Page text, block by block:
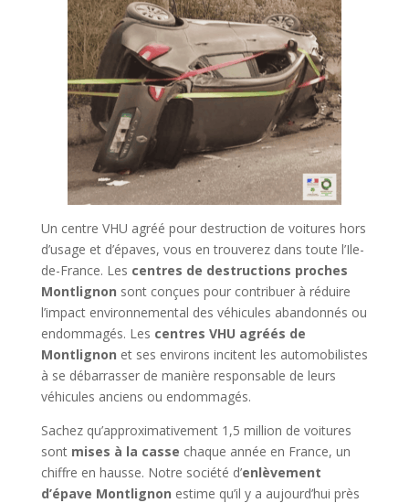
Un centre VHU agréé pour destruction de voitures hors
d’usage et d’épaves, vous en trouverez dans toute l’Ile-
de-France. Les centres de destructions proches
Montlignon sont conçues pour contribuer à réduire
l’impact environnemental des véhicules abandonnés ou
endommagés. Les centres VHU agréés de
Montlignon et ses environs incitent les automobilistes
à se débarrasser de manière responsable de leurs
véhicules anciens ou endommagés.
Sachez qu’approximativement 1,5 million de voitures
sont mises à la casse chaque année en France, un
chiffre en hausse. Notre société d’enlèvement
d’épave Montlignon estime qu’il y a aujourd’hui près